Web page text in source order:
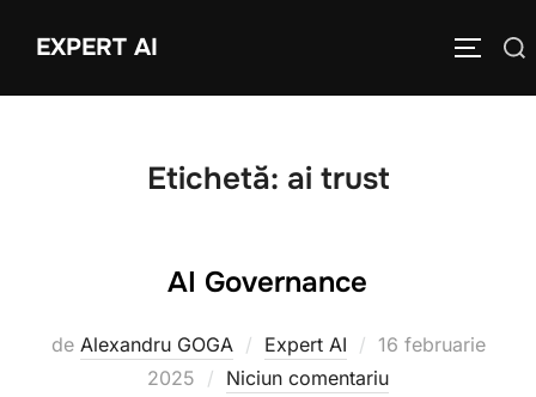
EXPERT AI
Caută
Etichetă: ai trust
AI Governance
de Alexandru GOGA Expert AI
Publicat
pe
16 februarie
2025
Niciun comentariu